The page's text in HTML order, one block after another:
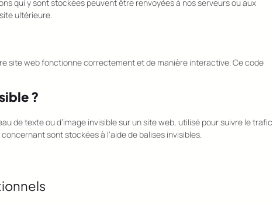
qui y sont stockées peuvent être renvoyées à nos serveurs ou aux
ultérieure.
site web fonctionne correctement et de manière interactive. Ce code
?
de texte ou d’image invisible sur un site web, utilisé pour suivre le trafic
sont stockées à l’aide de balises invisibles.